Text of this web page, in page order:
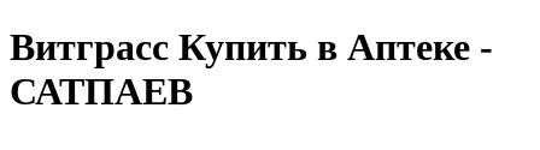
Витграсс Купить в Аптеке -
САТПАЕВ